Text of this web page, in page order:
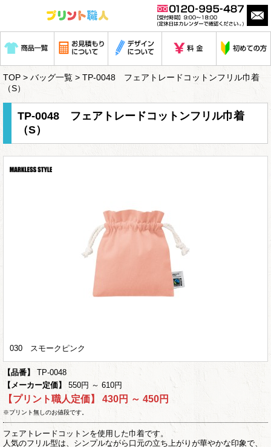
TOP > バッグ一覧 > TP-0048 フェアトレードコットンフリル巾着
（S）
TP-0048 フェアトレードコットンフリル巾着
（S）
030 スモークピンク
【品番】
TP-0048
【メーカー定価】
550円 ～ 610円
【プリント職人定価】 430円 ～ 450円
※プリント無しのお値段です。
フェアトレードコットンを使用した巾着です。
人気のフリル型は、シンプルながら口元の立ち上がりが華やかな印象で、